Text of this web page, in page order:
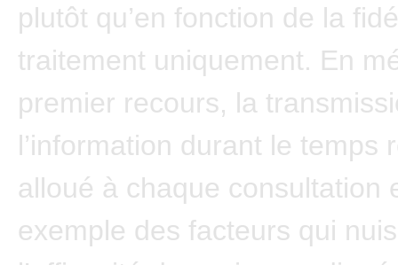
plutôt qu’en fonction de la
traitement uniquement. En
premier recours, la
l’information durant le temps
alloué à chaque consultation
exemple des facteurs qui